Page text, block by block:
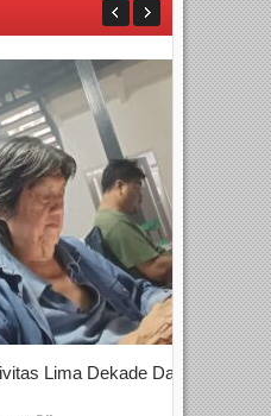
Lima Dekade Dalam